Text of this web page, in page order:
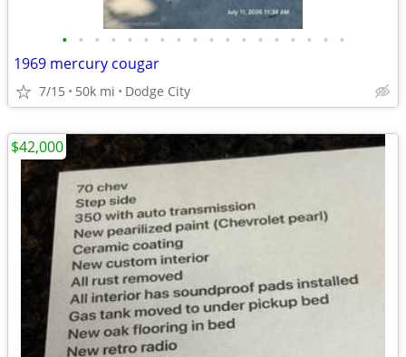
• • • • • • • • • • • • • • • • • •
1969 mercury cougar
7/15 50k mi Dodge City
$42,000